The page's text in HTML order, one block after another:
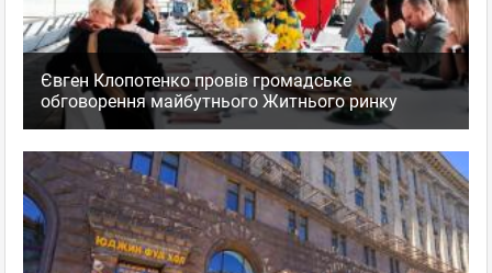
Євген Клопотенко провів громадське
обговорення майбутнього Житнього ринку